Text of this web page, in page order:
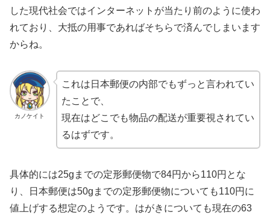
した現代社会ではインターネットが当たり前のように使わ
れており、大抵の用事であればそちらで済んでしまいます
からね。
カノケイト
これは日本郵便の内部でもずっと言われてい
たことで、
現在はどこでも物品の配送が重要視されてい
るはずです。
具体的には25gまでの定形郵便物で84円から110円とな
り、日本郵便は50gまでの定形郵便物についても110円に
値上げする想定のようです。はがきについても現在の63